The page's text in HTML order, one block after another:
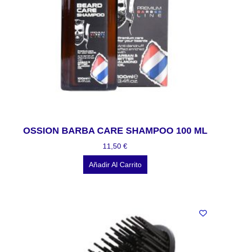
OSSION BARBA CARE SHAMPOO 100 ML
11,50 €
Añadir Al Carrito